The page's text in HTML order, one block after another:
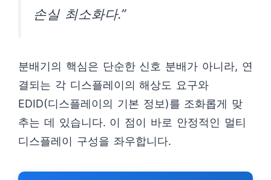
손실 최소화다.”
분배기의 핵심은 단순한 신호 분배가 아니라, 연
결되는 각 디스플레이의 해상도 요구와
EDID(디스플레이의 기본 정보)를 조화롭게 맞
추는 데 있습니다. 이 점이 바로 안정적인 멀티
디스플레이 구성을 좌우합니다.